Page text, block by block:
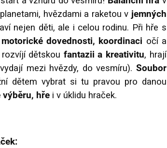
hvězdami a raketou v jemných
nejen děti, ale i celou rodinu. Při hře s
dovednosti, koordinaci očí a
dětskou fantazii a kreativitu, hrají
mezi hvězdy, do vesmíru). Soubor
dětem vybrat si tu pravou pro danou
hře i v úklidu hraček.